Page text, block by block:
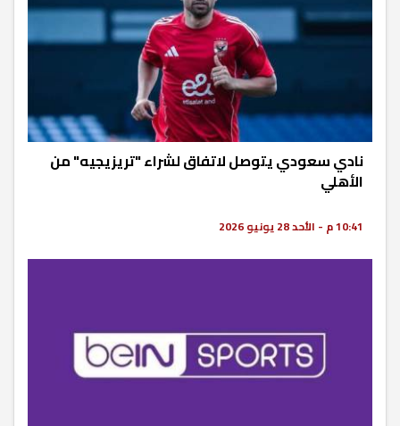
نادي سعودي يتوصل لاتفاق لشراء "تريزيجيه" من
الأهلي
10:41 م - الأحد 28 يونيو 2026